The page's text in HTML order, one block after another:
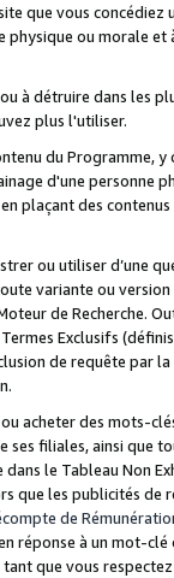
que vous
ou morale
à détruire dans les
plus l'utiliser.
du Programme,
d'une personne
plaçant des
ou utiliser d’une
variante ou
de Recherche.
Exclusifs
de requête
acheter des mots-
ses filiales, ainsi que
le Tableau Non
que les publicités de
de
réponse à un mot-
que vous